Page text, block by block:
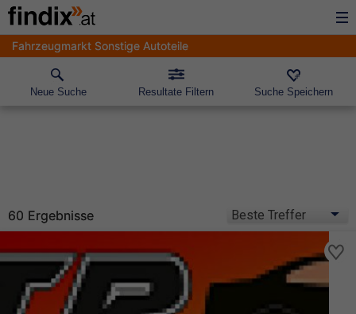
Fahrzeugmarkt Sonstige Autoteile
Neue Suche Resultate Filtern Suche Speichern
60 Ergebnisse